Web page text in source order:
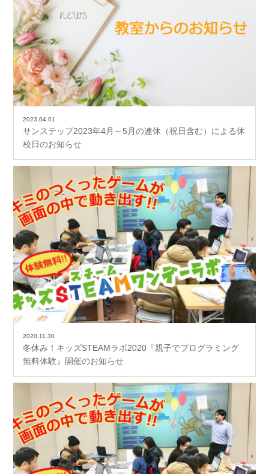
2023.04.01
サンステップ2023年4月～5月の連休（祝日含む）による休
校日のお知らせ
2020.11.30
冬休み！キッズSTEAMラボ2020『親子でプログラミング
無料体験』開催のお知らせ